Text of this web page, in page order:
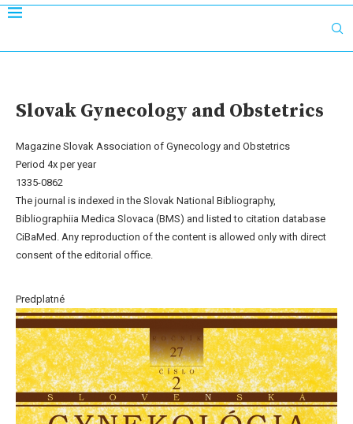
Slovak Gynecology and Obstetrics
Magazine Slovak Association of Gynecology and Obstetrics
Period 4x per year
1335-0862
The journal is indexed in the Slovak National Bibliography,
Bibliographiia Medica Slovaca (BMS) and listed to citation database
CiBaMed. Any reproduction of the content is allowed only with direct
consent of the editorial office.
Predplatné